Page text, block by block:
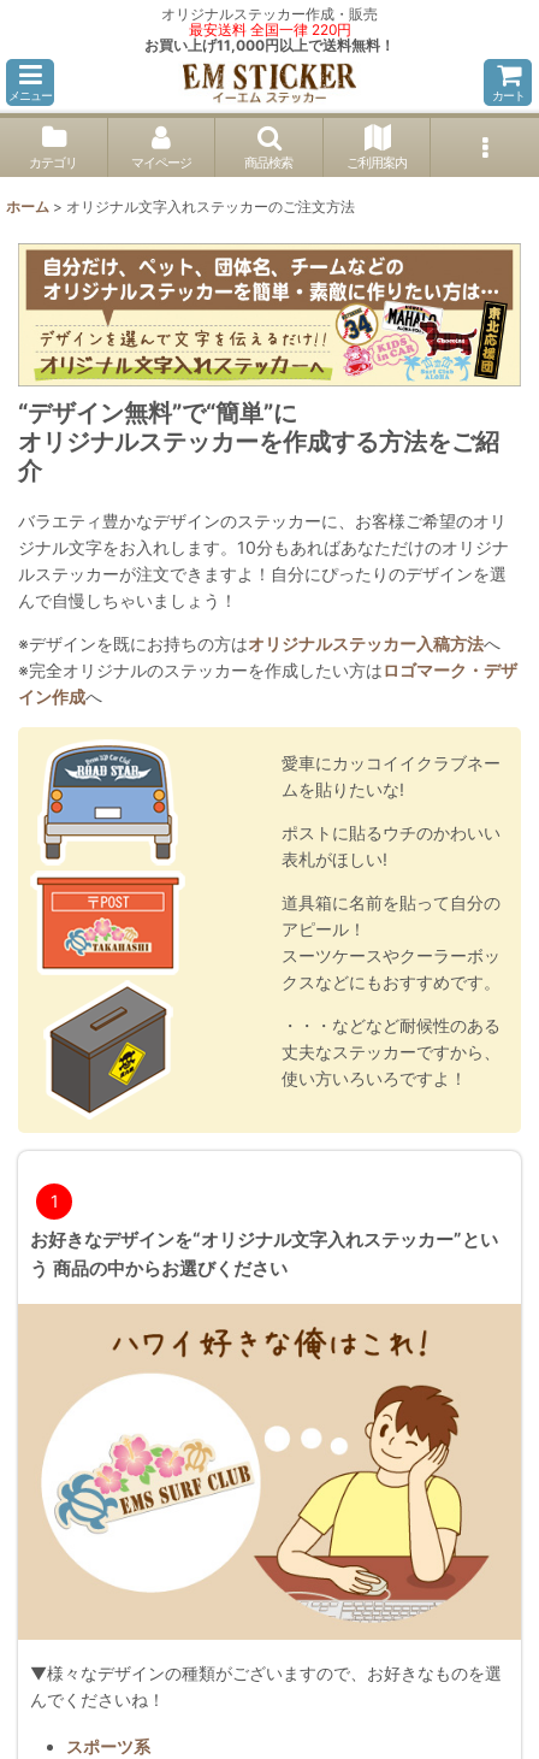
オリジナルステッカー作成・販売
最安送料 全国一律 220円
お買い上げ11,000円以上で送料無料！
メニュー カート
カテゴリ マイページ 商品検索 ご利用案内
ホーム > オリジナル文字入れステッカーのご注文方法
“デザイン無料”で“簡単”に
オリジナルステッカーを作成する方法をご紹
介
バラエティ豊かなデザインのステッカーに、お客様ご希望のオリ
ジナル文字をお入れします。10分もあればあなただけのオリジナ
ルステッカーが注文できますよ！自分にぴったりのデザインを選
んで自慢しちゃいましょう！
※デザインを既にお持ちの方はオリジナルステッカー入稿方法へ
※完全オリジナルのステッカーを作成したい方はロゴマーク・デザ
イン作成へ
愛車にカッコイイクラブネー
ムを貼りたいな!
ポストに貼るウチのかわいい
表札がほしい!
道具箱に名前を貼って自分の
アピール！
スーツケースやクーラーボッ
クスなどにもおすすめです。
・・・などなど耐候性のある
丈夫なステッカーですから、
使い方いろいろですよ！
1
お好きなデザインを“オリジナル文字入れステッカー”とい
う 商品の中からお選びください
▼様々なデザインの種類がございますので、お好きなものを選
んでくださいね！
スポーツ系